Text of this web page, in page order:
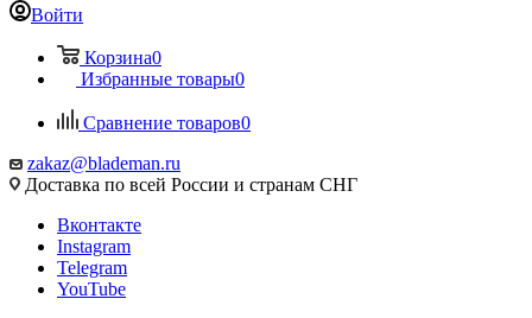
Войти
Корзина0
Избранные товары0
Сравнение товаров0
zakaz@blademan.ru
Доставка по всей России и странам СНГ
Вконтакте
Instagram
Telegram
YouTube